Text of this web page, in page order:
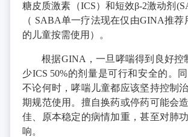
糖皮质激素（ICS）和短效β-2激动剂
（ SABA单一疗法现在仅由GINA推荐
的儿童按需使用）。
根据GINA，一旦哮喘得到良好控
少ICS 50%的剂量是可行和安全的。
不论何时，哮喘儿童都应该坚持控制
期规范使用。擅自换药或停药可能会
佳、原本稳定的病情加重，甚至对肺
响。